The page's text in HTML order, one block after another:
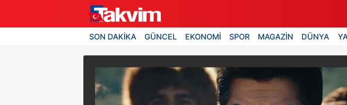
SON DAKİKA GÜNCEL EKONOMİ SPOR MAGAZİN DÜNYA